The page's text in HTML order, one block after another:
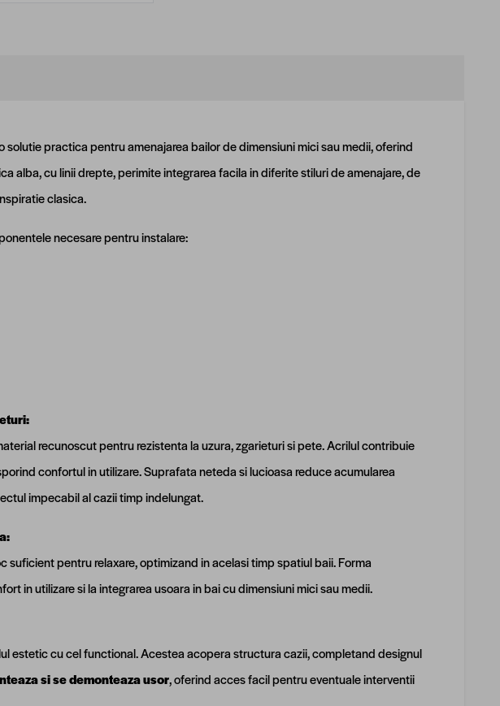
practica pentru amenajarea bailor de dimensiuni mici sau medii, oferind
alba, cu linii drepte, perimite integrarea facila in diferite stiluri de amenajare, de
clasica.
necesare pentru instalare:
recunoscut pentru rezistenta la uzura, zgarieturi si pete. Acrilul contribuie
confortul in utilizare. Suprafata neteda si lucioasa reduce acumularea
impecabil al cazii timp indelungat.
suficient pentru relaxare, optimizand in acelasi timp spatiul baii. Forma
in utilizare si la integrarea usoara in bai cu dimensiuni mici sau medii.
estetic cu cel functional. Acestea acopera structura cazii, completand designul
si se demonteaza usor, oferind acces facil pentru eventuale interventii